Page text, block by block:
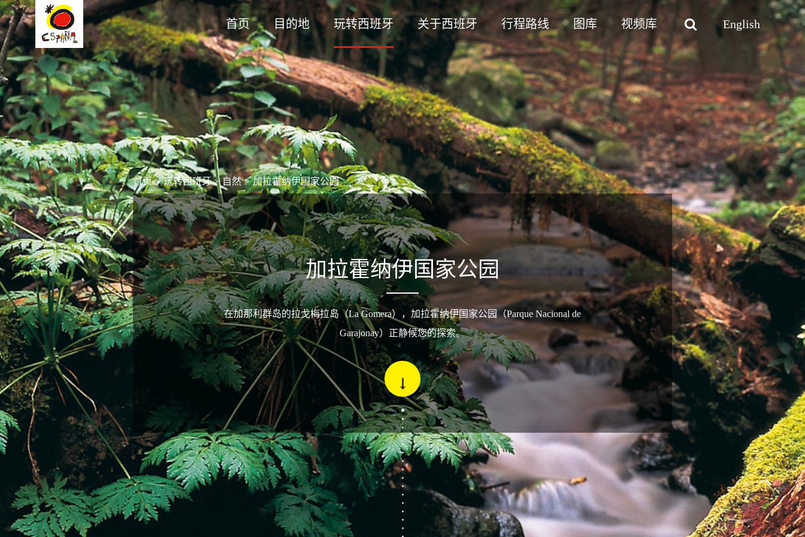
首页 目的地 玩转西班牙 关于西班牙 行程路线 图库 视频库 English
首页 > 玩转西班牙 > 自然 > 加拉霍纳伊国家公园
加拉霍纳伊国家公园
在加那利群岛的拉戈梅拉岛（La Gomera），加拉霍纳伊国家公园（Parque Nacional de
Garajonay）正静候您的探索。